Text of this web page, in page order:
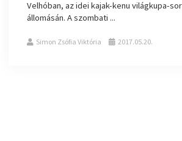
Velhóban, az idei kajak-kenu világkupa-
állomásán. A szombati ...
Simon Zsófia Viktória 2017.05.20.